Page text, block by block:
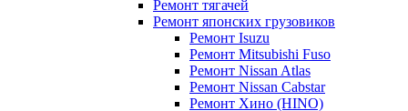
Ремонт тягачей
Ремонт японских грузовиков
Ремонт Isuzu
Ремонт Mitsubishi Fuso
Ремонт Nissan Atlas
Ремонт Nissan Cabstar
Ремонт Хино (HINO)